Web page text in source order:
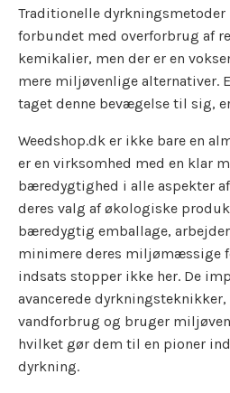
Traditionelle
forbundet med overforbrug af
kemikalier, men der er en
mere miljøvenlige alternativer.
taget denne bevægelse til sig,
Weedshop.dk er ikke bare en
er en virksomhed med en klar
bæredygtighed i alle aspekter
deres valg af økologiske
bæredygtig emballage,
minimere deres miljømæssige
indsats stopper ikke her. De
avancerede
vandforbrug og bruger
hvilket gør dem til en pioner
dyrkning.